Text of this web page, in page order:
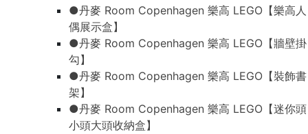
●丹麥 Room Copenhagen 樂高 LEGO【樂高人
偶展示盒】
●丹麥 Room Copenhagen 樂高 LEGO【牆壁掛
勾】
●丹麥 Room Copenhagen 樂高 LEGO【裝飾書
架】
●丹麥 Room Copenhagen 樂高 LEGO【迷你頭
小頭大頭收納盒】